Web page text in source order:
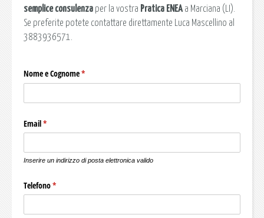
semplice consulenza per la vostra Pratica ENEA a Marciana (LI).
Se preferite potete contattare direttamente Luca Mascellino al
3883936571.